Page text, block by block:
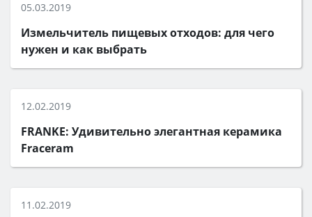
05.03.2019
Измельчитель пищевых отходов: для чего
нужен и как выбрать
12.02.2019
FRANKE: Удивительно элегантная керамика
Fraceram
11.02.2019